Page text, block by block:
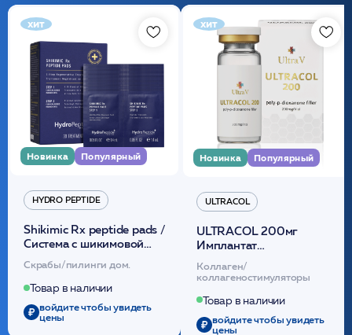
хит
Новинка Популярный
HYDRO PEPTIDE
Shikimic Rx peptide pads /
Cистема с шикимовой
кислотой обновляющая
(30шт) /HP
Скрабы/пилинги дом.
Товар в наличии
войдите чтобы увидеть
цены
хит
Новинка Популярный
ULTRACOL
ULTRACOL 200мг
Имплантат
внутридермальный,
стерильный на основе
полидиоксанона
/ULTRACOL
Коллаген/
коллагеностимуляторы
Товар в наличии
войдите чтобы увидеть
цены